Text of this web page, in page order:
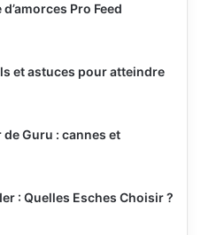
Pro Feed
et astuces pour atteindre
de Guru : cannes et
: Quelles Esches Choisir ?